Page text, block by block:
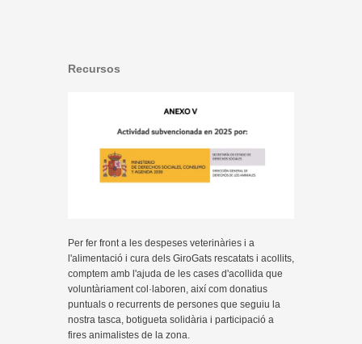
Recursos
Per fer front a les despeses veterinàries i a
l'alimentació i cura dels GiroGats rescatats i acollits,
comptem amb l'ajuda de les cases d'acollida que
voluntàriament col·laboren, així com donatius
puntuals o recurrents de persones que seguiu la
nostra tasca, botigueta solidària i participació a
fires animalistes de la zona.